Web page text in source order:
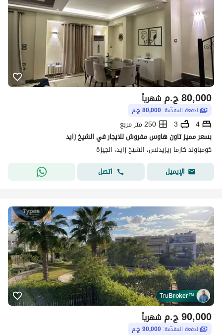
ج.م80,000 شهرياً
الدفعة المقدّمة: 80,000 ج.م
4
3
250 متر مربع
بسعر مميز تاون هاوس مفروش للايجار في الشيخ زايد
كومباوند كارما ريزيدنس، الشيخ زايد، الجيزة
الإيميل
اتصل
TruBroker™
ج.م90,000 شهرياً
الدفعة المقدّمة: 90,000 ج.م